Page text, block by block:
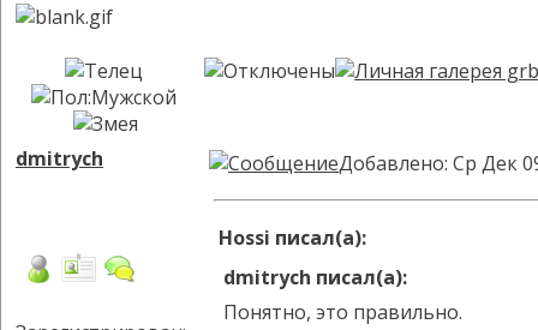
dmitrych Добавлено: Ср Дек
Hossi писал(а):
dmitrych писал(а):
Понятно, это правильно.